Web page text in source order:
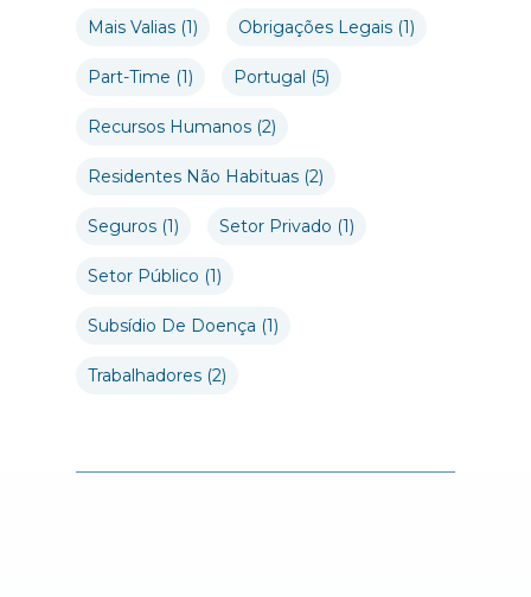
Mais Valias (1) Obrigações Legais (1)
Part-Time (1) Portugal (5)
Recursos Humanos (2)
Residentes Não Habituas (2)
Seguros (1) Setor Privado (1)
Setor Público (1)
Subsídio De Doença (1)
Trabalhadores (2)